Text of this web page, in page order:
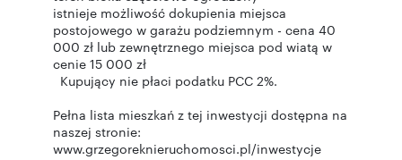
istnieje możliwość dokupienia miejsca
postojowego w garażu podziemnym - cena 40
000 zł lub zewnętrznego miejsca pod wiatą w
cenie 15 000 zł
Kupujący nie płaci podatku PCC 2%.
Pełna lista mieszkań z tej inwestycji dostępna na
naszej stronie:
www.grzegoreknieruchomosci.pl/inwestycje